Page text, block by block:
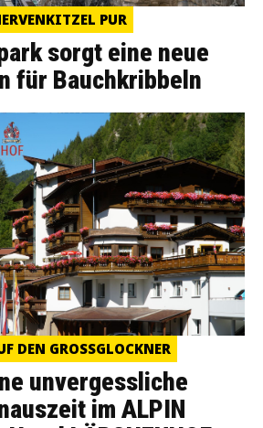
PUR
sorgt eine neue
für Bauchkribbeln
DEN GROSSGLOCKNER
unvergessliche
im ALPIN